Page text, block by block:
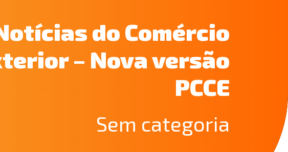
do Comércio
– Nova versão
PCCE
Sem categoria